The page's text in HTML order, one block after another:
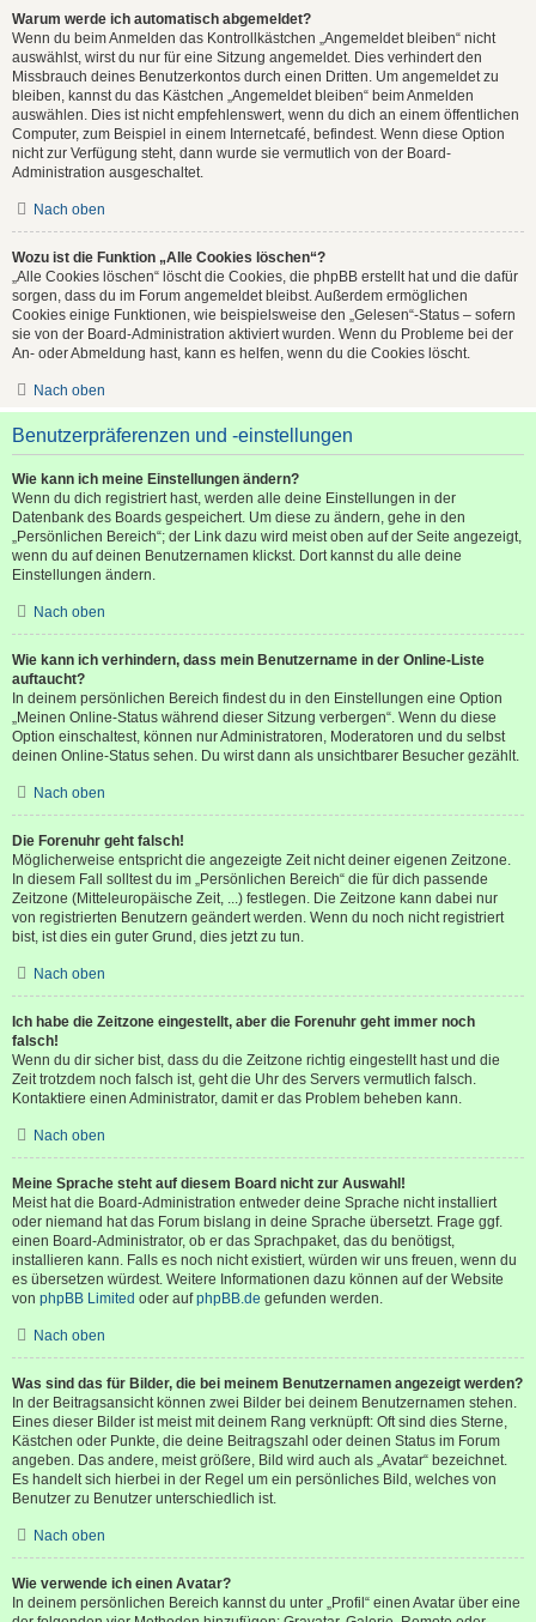
Warum werde ich automatisch abgemeldet?
Wenn du beim Anmelden das Kontrollkästchen „Angemeldet bleiben“ nicht
auswählst, wirst du nur für eine Sitzung angemeldet. Dies verhindert den
Missbrauch deines Benutzerkontos durch einen Dritten. Um angemeldet zu
bleiben, kannst du das Kästchen „Angemeldet bleiben“ beim Anmelden
auswählen. Dies ist nicht empfehlenswert, wenn du dich an einem öffentlichen
Computer, zum Beispiel in einem Internetcafé, befindest. Wenn diese Option
nicht zur Verfügung steht, dann wurde sie vermutlich von der Board-
Administration ausgeschaltet.
Nach oben
Wozu ist die Funktion „Alle Cookies löschen“?
„Alle Cookies löschen“ löscht die Cookies, die phpBB erstellt hat und die dafür
sorgen, dass du im Forum angemeldet bleibst. Außerdem ermöglichen
Cookies einige Funktionen, wie beispielsweise den „Gelesen“-Status – sofern
sie von der Board-Administration aktiviert wurden. Wenn du Probleme bei der
An- oder Abmeldung hast, kann es helfen, wenn du die Cookies löscht.
Nach oben
Benutzerpräferenzen und -einstellungen
Wie kann ich meine Einstellungen ändern?
Wenn du dich registriert hast, werden alle deine Einstellungen in der
Datenbank des Boards gespeichert. Um diese zu ändern, gehe in den
„Persönlichen Bereich“; der Link dazu wird meist oben auf der Seite angezeigt,
wenn du auf deinen Benutzernamen klickst. Dort kannst du alle deine
Einstellungen ändern.
Nach oben
Wie kann ich verhindern, dass mein Benutzername in der Online-Liste
auftaucht?
In deinem persönlichen Bereich findest du in den Einstellungen eine Option
„Meinen Online-Status während dieser Sitzung verbergen“. Wenn du diese
Option einschaltest, können nur Administratoren, Moderatoren und du selbst
deinen Online-Status sehen. Du wirst dann als unsichtbarer Besucher gezählt.
Nach oben
Die Forenuhr geht falsch!
Möglicherweise entspricht die angezeigte Zeit nicht deiner eigenen Zeitzone.
In diesem Fall solltest du im „Persönlichen Bereich“ die für dich passende
Zeitzone (Mitteleuropäische Zeit, ...) festlegen. Die Zeitzone kann dabei nur
von registrierten Benutzern geändert werden. Wenn du noch nicht registriert
bist, ist dies ein guter Grund, dies jetzt zu tun.
Nach oben
Ich habe die Zeitzone eingestellt, aber die Forenuhr geht immer noch
falsch!
Wenn du dir sicher bist, dass du die Zeitzone richtig eingestellt hast und die
Zeit trotzdem noch falsch ist, geht die Uhr des Servers vermutlich falsch.
Kontaktiere einen Administrator, damit er das Problem beheben kann.
Nach oben
Meine Sprache steht auf diesem Board nicht zur Auswahl!
Meist hat die Board-Administration entweder deine Sprache nicht installiert
oder niemand hat das Forum bislang in deine Sprache übersetzt. Frage ggf.
einen Board-Administrator, ob er das Sprachpaket, das du benötigst,
installieren kann. Falls es noch nicht existiert, würden wir uns freuen, wenn du
es übersetzen würdest. Weitere Informationen dazu können auf der Website
von phpBB Limited oder aufphpBB.de gefunden werden.
Nach oben
Was sind das für Bilder, die bei meinem Benutzernamen angezeigt werden?
In der Beitragsansicht können zwei Bilder bei deinem Benutzernamen stehen.
Eines dieser Bilder ist meist mit deinem Rang verknüpft: Oft sind dies Sterne,
Kästchen oder Punkte, die deine Beitragszahl oder deinen Status im Forum
angeben. Das andere, meist größere, Bild wird auch als „Avatar“ bezeichnet.
Es handelt sich hierbei in der Regel um ein persönliches Bild, welches von
Benutzer zu Benutzer unterschiedlich ist.
Nach oben
Wie verwende ich einen Avatar?
In deinem persönlichen Bereich kannst du unter „Profil“ einen Avatar über eine